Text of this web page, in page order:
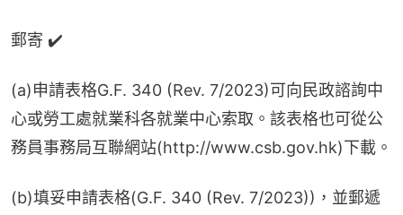
郵寄 ✔️
(a)申請表格G.F. 340 (Rev. 7/2023)可向民政諮詢中
心或勞工處就業科各就業中心索取。該表格也可從公
務員事務局互聯網站(http://www.csb.gov.hk)下載。
(b)填妥申請表格(G.F. 340 (Rev. 7/2023))，並郵遞